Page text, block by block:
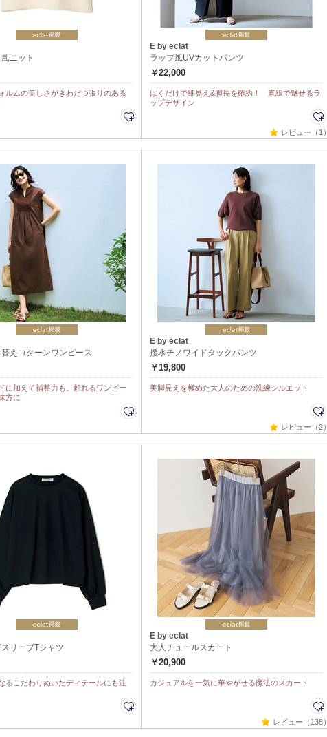
ニット
ルムの美しさがきわだつ張りのある
E by eclat
ラップ風UVカットパンツ
￥22,000
はくだけで細見え&脚長を確約！ 直線で魅せるラ
ップデザイン
レビュー（1）
えコクーンワンピース
に加えて補整力も。頼れるワンピー
方に
E by eclat
撥水チノワイドタックパンツ
￥19,800
美脚見えを極めた大人のための洗練シルエット
レビュー（2）
リーブTシャツ
るこだわりぬいたディテールにも注
E by eclat
大人チュールスカート
￥20,900
カジュアルを一気に華やがせる魔法のスカート
レビュー（138）